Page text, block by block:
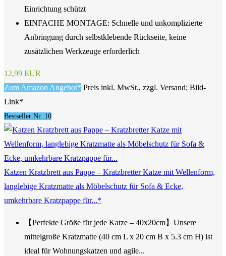
Einrichtung schützt
EINFACHE MONTAGE: Schnelle und unkomplizierte
Anbringung durch selbstklebende Rückseite, keine
zusätzlichen Werkzeuge erforderlich
12,99 EUR
Zum Amazon Angebot* Preis inkl. MwSt., zzgl. Versand; Bild-
Link*
Bestseller Nr. 10
Katzen Kratzbrett aus Pappe – Kratzbretter Katze mit Wellenform,
langlebige Kratzmatte als Möbelschutz für Sofa & Ecke,
umkehrbare Kratzpappe für...*
【Perfekte Größe für jede Katze – 40x20cm】Unsere
mittelgroße Kratzmatte (40 cm L x 20 cm B x 5.3 cm H) ist
ideal für Wohnungskatzen und agile...